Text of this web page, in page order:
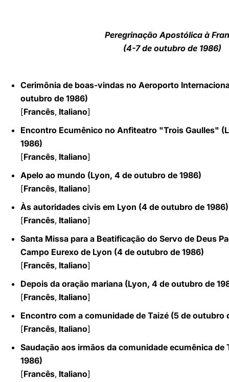
Peregrinação Apostólica à
(4-7 de outubro de 1986)
Cerimônia de boas-vindas no Aeroporto
outubro de 1986)
[Francês, Italiano]
Encontro Ecumênico no Anfiteatro "Trois Gaulles"
1986)
[Francês, Italiano]
Apelo ao mundo (Lyon, 4 de outubro de 1986)
[Francês, Italiano]
Às autoridades civis em Lyon (4 de outubro de 1986)
[Francês, Italiano]
Santa Missa para a Beatificação do Servo de Deus
Campo Eurexo de Lyon (4 de outubro de 1986)
[Francês, Italiano]
Depois da oração mariana (Lyon, 4 de outubro de
[Francês, Italiano]
Encontro com a comunidade de Taizé (5 de outubro
[Francês, Italiano]
Saudação aos irmãos da comunidade ecumênica de
1986)
[Francês, Italiano]